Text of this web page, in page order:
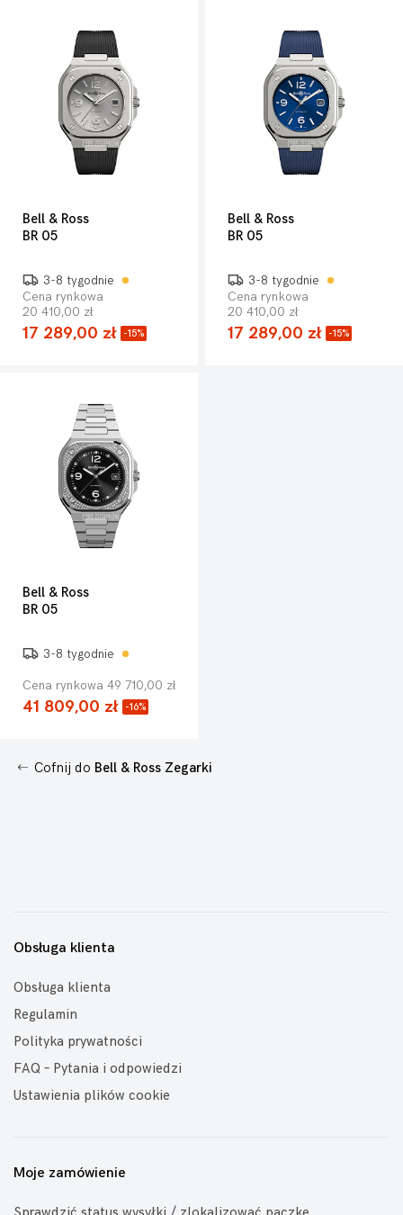
Bell & Ross
BR 05
3-8 tygodnie
Cena rynkowa
20 410,00 zł
17 289,00 zł -15%
Bell & Ross
BR 05
3-8 tygodnie
Cena rynkowa
20 410,00 zł
17 289,00 zł -15%
Bell & Ross
BR 05
3-8 tygodnie
Cena rynkowa 49 710,00 zł
41 809,00 zł -16%
Cofnij do Bell & Ross Zegarki
Obsługa klienta
Obsługa klienta
Regulamin
Polityka prywatności
FAQ – Pytania i odpowiedzi
Ustawienia plików cookie
Moje zamówienie